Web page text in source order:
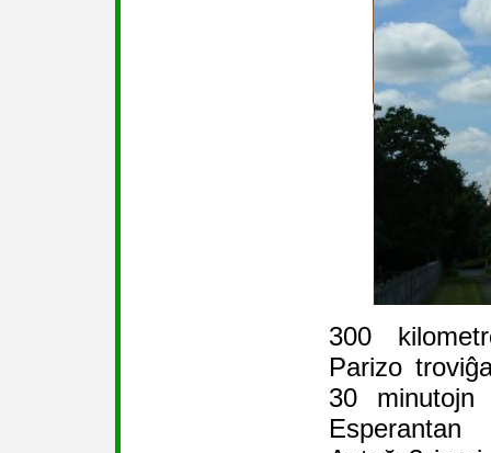
300
Parizo
30
Esperantan